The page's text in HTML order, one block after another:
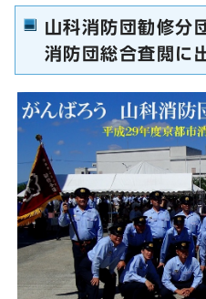
山科消防団勧修分
消防団総合査閲に